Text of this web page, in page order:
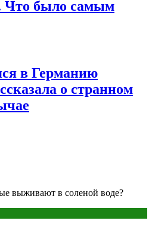
Что было самым
в Германию
о странном
выживают в соленой воде?